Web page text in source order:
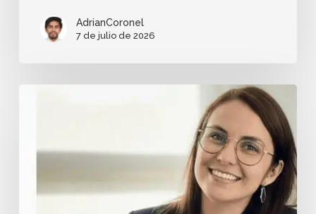
AdrianCoronel
7 de julio de 2026